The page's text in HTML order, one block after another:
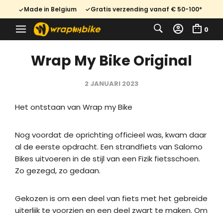
Made in Belgium Gratis verzending vanaf € 50-100*
0
Wrap My Bike Original
2 JANUARI 2023
Het ontstaan van Wrap my Bike
Nog voordat de oprichting officieel was, kwam daar
al de eerste opdracht. Een strandfiets van Salomo
Bikes uitvoeren in de stijl van een Fizik fietsschoen.
Zo gezegd, zo gedaan.
Gekozen is om een deel van fiets met het gebreide
uiterlijk te voorzien en een deel zwart te maken. Om